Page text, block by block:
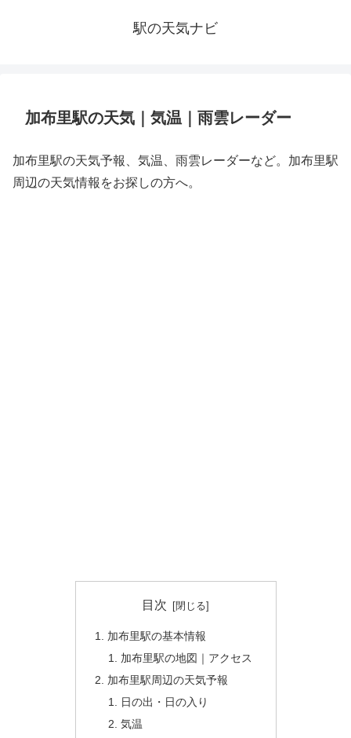
駅の天気ナビ
加布里駅の天気｜気温｜雨雲レーダー
加布里駅の天気予報、気温、雨雲レーダーなど。加布里駅
周辺の天気情報をお探しの方へ。
目次
加布里駅の基本情報
加布里駅の地図｜アクセス
加布里駅周辺の天気予報
日の出・日の入り
気温